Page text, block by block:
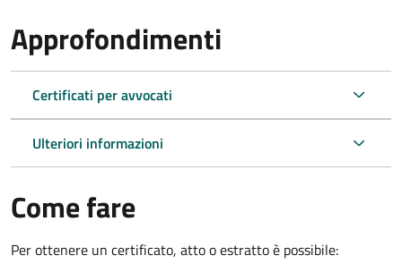
Approfondimenti
Certificati per avvocati
Ulteriori informazioni
Come fare
Per ottenere un certificato, atto o estratto è possibile: